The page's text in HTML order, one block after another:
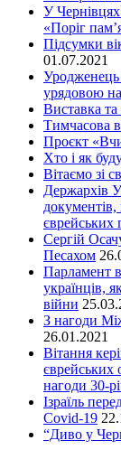
У
«Поріг
Підсумки
01.07.2021
Уродженець
урядовою
Виставка та
Тимчасова
Проєкт
Хто і як
Вітаємо зі
Держархів
документів,
єврейських
Сергій
Песахом
Парламент
українців,
війни
З нагоди
26.01.2021
Вітання
єврейських
нагоди 30-
Ізраїль
Covid-19
“Диво у